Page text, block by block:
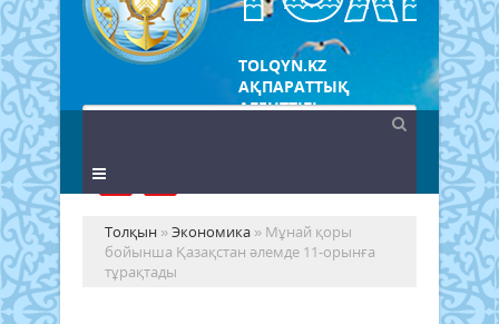
TOLQYN.KZ
АҚПАРАТТЫҚ
АГЕНТТІГІ
Толқын »Экономика » Мұнай қоры
бойынша Қазақстан әлемде 11-орынға
тұрақтады